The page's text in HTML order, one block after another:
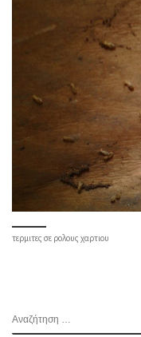
τερμιτες σε ρολους χαρτιου
ΑΝΑΖΉΤΗΣΗ